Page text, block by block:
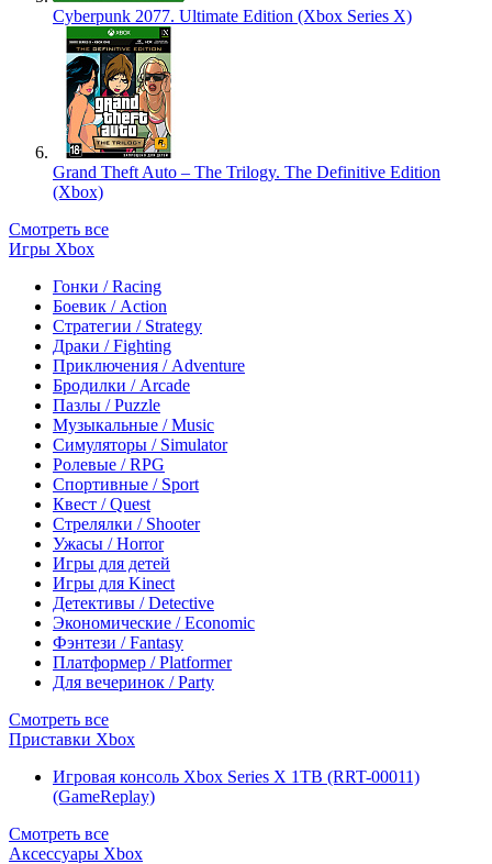
Cyberpunk 2077. Ultimate Edition (Xbox Series X)
Grand Theft Auto – The Trilogy. The Definitive Edition
(Xbox)
Смотреть все
Игры Xbox
Гонки / Racing
Боевик / Action
Стратегии / Strategy
Драки / Fighting
Приключения / Adventure
Бродилки / Arcade
Пазлы / Puzzle
Музыкальные / Music
Симуляторы / Simulator
Ролевые / RPG
Спортивные / Sport
Квест / Quest
Стрелялки / Shooter
Ужасы / Horror
Игры для детей
Игры для Kinect
Детективы / Detective
Экономические / Economic
Фэнтези / Fantasy
Платформер / Platformer
Для вечеринок / Party
Смотреть все
Приставки Xbox
Игровая консоль Xbox Series X 1TB (RRT-00011)
(GameReplay)
Смотреть все
Аксессуары Xbox